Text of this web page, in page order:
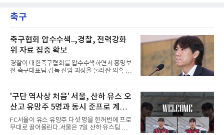
리그의 최종 순위와 포스트시즌 진출 팀이 판가
름 나는 가장 잔인하고도 중
팀당 144경기 체제가 과연 지속 가능한지 질문
을 던졌다.물론 144경기가 세계적으로 특별히
기, 일본프로야구도 143~144경기를 치른다. 숫
자만 놓고 보면 KBO가 유난히 혹사 구조라고 말
하기 어렵다.하지만 중요한 것은 숫자가 아니라
환경이다. 한국의 여름은 달라지고 있다. 과거와
비교하기 어려울 정도로 폭염이 길어지고 강해
지고 있다. 여기에 장마, 이
축구
축구협회 압수수색..,경찰, 전력강화
위 자료 집중 확보
경찰이 대한축구협회를 압수수색하면서 홍명보
전 축구대표팀 감독 선임 과정을 둘러싼 의혹 규
비판이 홍 전 감독에게 집중됐지만 경찰의 시선
은 다른 곳을 향한다. 성적 부진과 별개로 선임
과정에 부당함이 있었는지가 수사의 본류다.7일
연합뉴스 취재를 종합하면 서울경찰청 광역수사
단 금융범죄수사대는 전날 축구협회 사무실 등
을 압수수색해 감독 선임 관련 자료를 다수 확보
했다. 특히 감독 후보를 검토해 이사회에 추천하
'구단 역사상 처음' 서울, 산하 유스 오
산고 유망주 5명과 동시 준프로 계
약...ACL2 겨냥
FC서울이 유스 유망주 다섯 명을 한꺼번에 프로
무대로 끌어올린다.서울은 7일 산하 유스팀 서